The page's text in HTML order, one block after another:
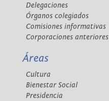
Delegaciones
Órganos colegiados
Comisiones informativas
Corporaciones anteriores
Áreas
Cultura
Bienestar Social
Presidencia